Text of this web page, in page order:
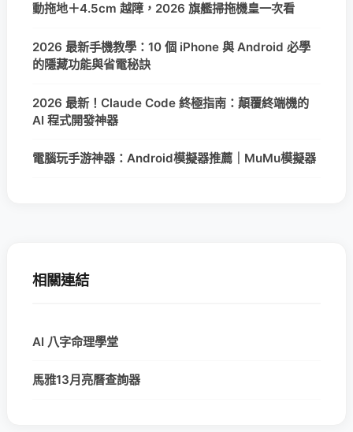
動拖地＋4.5cm 越障，2026 旗艦掃拖機皇一次看
2026 最新手機教學：10 個 iPhone 與 Android 必學
的隱藏功能與省電秘訣
2026 最新！Claude Code 終極指南：顛覆終端機的
AI 程式開發神器
電腦玩手游神器：Android模擬器推薦｜MuMu模擬器
相關連結
AI 八字命理學堂
馬雅13月亮曆查詢器